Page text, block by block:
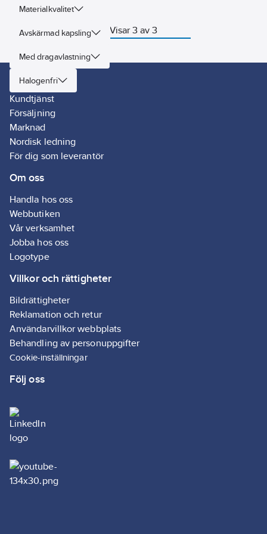
Materialkvalitet
Avskärmad kapsling
Med dragavlastning
Halogenfri
slitskontaktering,
ett slitsverktyg
Slitsarna klarar
ledardimensioner
med
Visar 3 av 3
Kontakta oss
Kundtjänst
Försäljning
Marknad
Nordisk ledning
För dig som leverantör
Om oss
Handla hos oss
Webbutiken
Vår verksamhet
Jobba hos oss
Logotype
Villkor och rättigheter
Bildrättigheter
Reklamation och retur
Användarvillkor webbplats
Behandling av personuppgifter
Cookie-inställningar
Följ oss